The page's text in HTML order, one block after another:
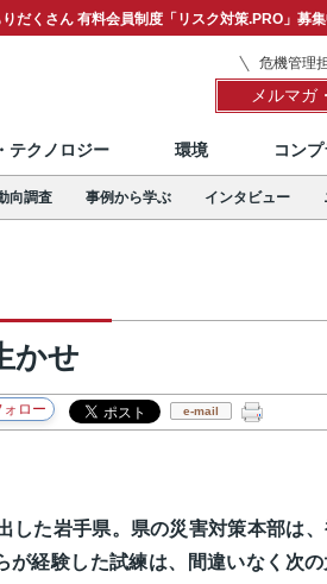
だくさん 有料会員制度「リスク対策.PRO」募
危機管理
メルマガ
テクノロジー 環境 コン
向調査 事例から学ぶ インタビュー
かせ
e-mail
した岩手県。県の災害対策本部は
が経験した試練は、間違いなく次の